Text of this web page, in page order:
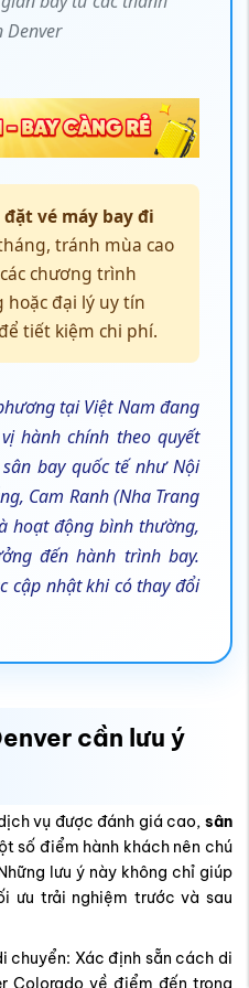
Denver
đặt vé máy bay đi
tránh mùa cao
chương trình
hoặc đại lý uy tín
tiết kiệm chi phí.
tại Việt Nam đang
hành chính theo quyết
bay quốc tế như Nội
Cam Ranh (Nha Trang
hoạt động bình thường,
đến hành trình bay.
cập nhật khi có thay đổi
cần lưu ý
vụ được đánh giá cao, sân
số điểm hành khách nên chú
lưu ý này không chỉ giúp
ưu trải nghiệm trước và sau
chuyển: Xác định sẵn cách di